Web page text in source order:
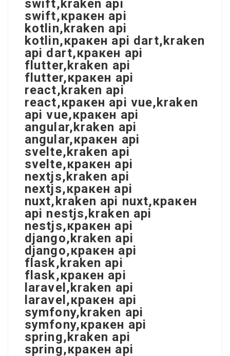
swift,kraken api
swift,кракен api
kotlin,kraken api
kotlin,кракен api dart,kraken
api dart,кракен api
flutter,kraken api
flutter,кракен api
react,kraken api
react,кракен api vue,kraken
api vue,кракен api
angular,kraken api
angular,кракен api
svelte,kraken api
svelte,кракен api
nextjs,kraken api
nextjs,кракен api
nuxt,kraken api nuxt,кракен
api nestjs,kraken api
nestjs,кракен api
django,kraken api
django,кракен api
flask,kraken api
flask,кракен api
laravel,kraken api
laravel,кракен api
symfony,kraken api
symfony,кракен api
spring,kraken api
spring,кракен api